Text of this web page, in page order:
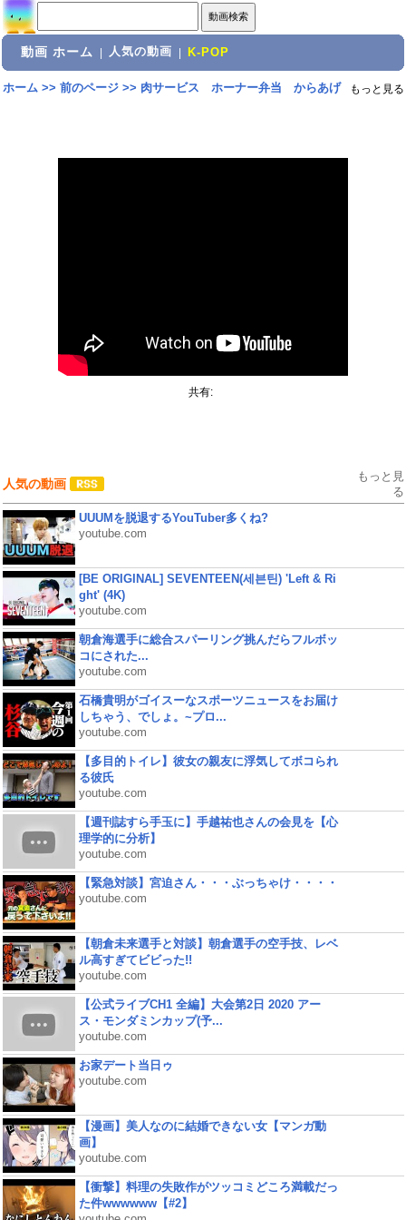
動画 ホーム 人気の動画 K-POP
ホーム>> 前のページ>> 肉サービス ホーナー弁当 からあげ もっと見る
共有:
人気の動画
もっと見
る
UUUMを脱退するYouTuber多くね?
youtube.com
[BE ORIGINAL] SEVENTEEN(세븐틴) 'Left & Ri
ght' (4K)
youtube.com
朝倉海選手に総合スパーリング挑んだらフルボッ
コにされた...
youtube.com
石橋貴明がゴイスーなスポーツニュースをお届け
しちゃう、でしょ。~プロ...
youtube.com
【多目的トイレ】彼女の親友に浮気してボコられ
る彼氏
youtube.com
【週刊誌すら手玉に】手越祐也さんの会見を【心
理学的に分析】
youtube.com
【緊急対談】宮迫さん・・・ぶっちゃけ・・・・
youtube.com
【朝倉未来選手と対談】朝倉選手の空手技、レベ
ル高すぎてビビった!!
youtube.com
【公式ライブCH1 全編】大会第2日 2020 アー
ス・モンダミンカップ(予...
youtube.com
お家デート当日ゥ
youtube.com
【漫画】美人なのに結婚できない女【マンガ動
画】
youtube.com
【衝撃】料理の失敗作がツッコミどころ満載だっ
た件wwwwww【#2】